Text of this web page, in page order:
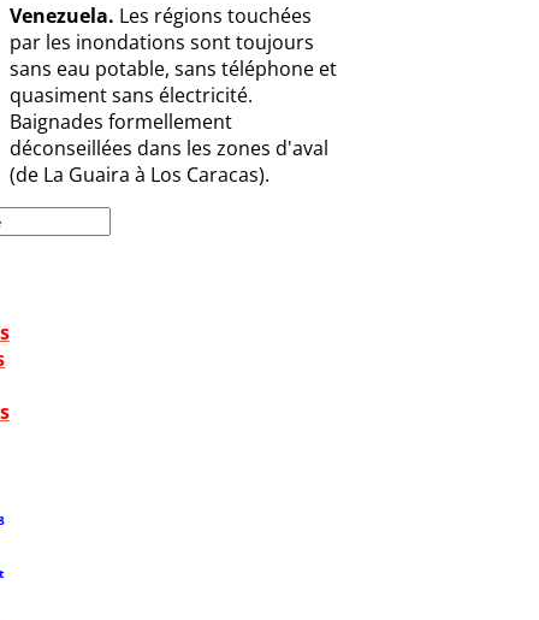
Venezuela. Les régions touchées
par les inondations sont toujours
sans eau potable, sans téléphone et
quasiment sans électricité.
Baignades formellement
déconseillées dans les zones d'aval
(de La Guaira à Los Caracas).